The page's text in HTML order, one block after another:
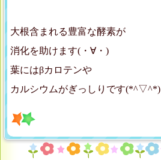
大根含まれる豊富な酵素が
消化を助けます(・∀・)
葉にはβカロテンや
カルシウムがぎっしりです(*^▽^*)